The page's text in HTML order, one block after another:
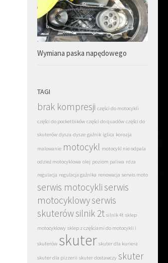
Wymiana paska napędowego
TAGI
brak kompresji części do motocykli
części do pocketbików części do quadów części do
skuterów dysza dysze gaźnik iglica korozja
malowanie motocykl motocykl nie odpala
odzież motocyklowa olej poziom paliwa rdza
regulacja regulacja gaźnika renowacja serwis moto
serwis motocykliserwis
motocyklowyserwis
skuterówsilnik 2t silnik 4t sklep
motocyklowy sklep z częściami do motocykli i
skuterów skuter skuter dla kuriera
skuter dla pizzerii skuter dostawczy skuter